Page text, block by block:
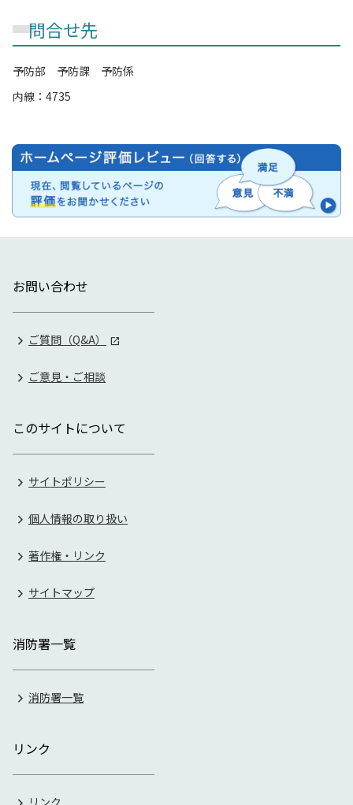
問合せ先
予防部 予防課 予防係
内線：4735
お問い合わせ
ご質問（Q&A）
ご意見・ご相談
このサイトについて
サイトポリシー
個人情報の取り扱い
著作権・リンク
サイトマップ
消防署一覧
消防署一覧
リンク